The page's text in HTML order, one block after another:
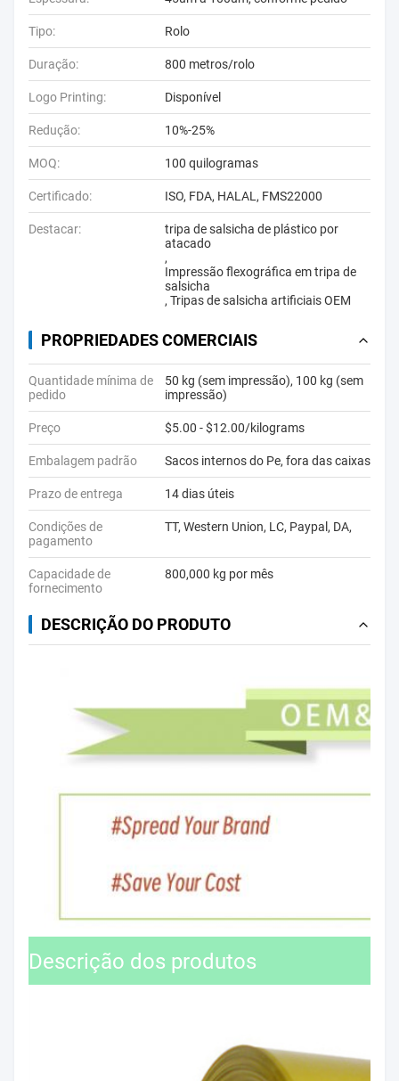
Tipo: Rolo
Duração: 800 metros/rolo
Logo Printing: Disponível
Redução: 10%-25%
MOQ: 100 quilogramas
Certificado: ISO, FDA, HALAL, FMS22000
Destacar:
tripa de salsicha de plástico por
atacado
,
Impressão flexográfica em tripa de
salsicha
, Tripas de salsicha artificiais OEM
PROPRIEDADES COMERCIAIS
Quantidade mínima de
pedido
50 kg (sem impressão), 100 kg (sem
impressão)
Preço $5.00 - $12.00/kilograms
Embalagem padrão Sacos internos do Pe, fora das caixas
Prazo de entrega 14 dias úteis
Condições de
pagamento
TT, Western Union, LC, Paypal, DA,
Capacidade de
fornecimento
800,000 kg por mês
DESCRIÇÃO DO PRODUTO
Descrição dos produtos